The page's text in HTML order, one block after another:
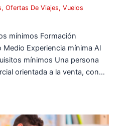
,Ofertas De Viajes,Vuelos
mínimos Formación
Medio Experiencia mínima Al
mínimos Una persona
orientada a la venta, con…